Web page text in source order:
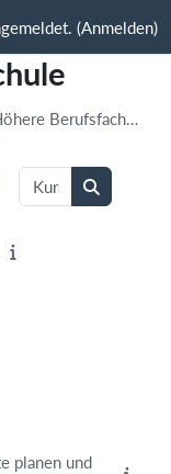
(Anmelden)
Höhere Berufsfachschule
Kurse suchen
Kurse
planen und